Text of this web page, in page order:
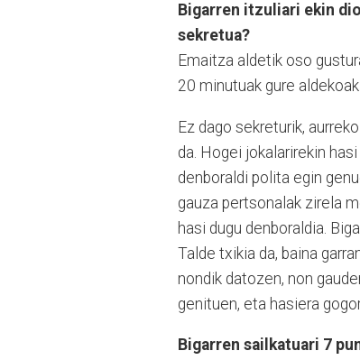
Bigarren itzuliari ekin
sekretua?
Emaitza aldetik oso
20 minutuak gure
Ez dago sekreturik,
da. Hogei jokalarirekin
denboraldi polita egin
gauza pertsonalak zirela
hasi dugu denboraldia.
Talde txikia da, baina
nondik datozen, non
genituen, eta hasiera
Bigarren sailkatuari 7